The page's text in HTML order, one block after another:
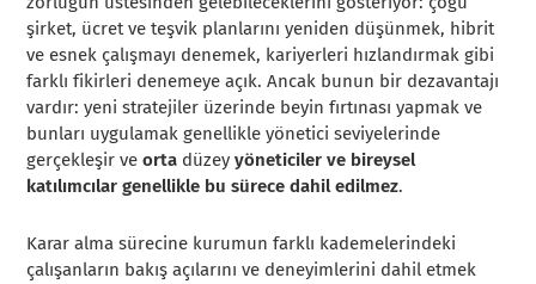
şirket, ücret ve teşvik planlarını yeniden düşünmek, hibrit
ve esnek çalışmayı denemek, kariyerleri hızlandırmak gibi
farklı fikirleri denemeye açık. Ancak bunun bir dezavantajı
vardır: yeni stratejiler üzerinde beyin fırtınası yapmak ve
bunları uygulamak genellikle yönetici seviyelerinde
gerçekleşir veorta düzeyyöneticiler ve bireysel
katılımcılar genellikle bu sürece dahil edilmez.
Karar alma sürecine kurumun farklı kademelerindeki
çalışanların bakış açılarını ve deneyimlerini dahil etmek